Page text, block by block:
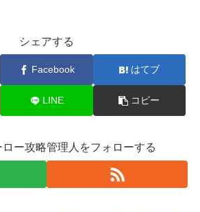
シェアする
Facebook はてブ
LINE コピー
ー攻略管理人をフォローする